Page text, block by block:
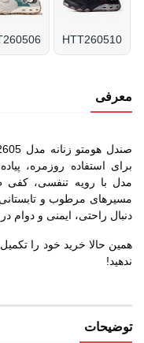
HTT260510
معرفی
برای استفاده روزمره،
مدل با رویه تنفسی،
مسیرهای مرطوب و
دنبال راحتی، ایمنی و دوام
همین حالا خرید خود را
ندهید!
توضیحات